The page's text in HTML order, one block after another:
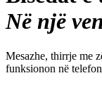
Në një
Mesazhe, thirrje me
funksionon në